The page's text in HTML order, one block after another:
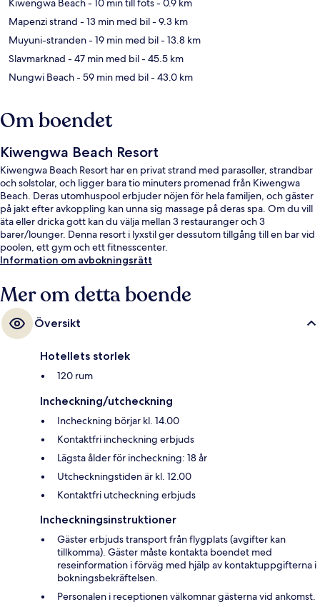
Kiwengwa Beach- 10 min till fots- 0.9 km
Mapenzi strand - 13 min med bil- 9.3 km
Muyuni-stranden- 19 min med bil- 13.8 km
Slavmarknad - 47 min med bil- 45.5 km
Nungwi Beach- 59 min med bil- 43.0 km
Om boendet
Kiwengwa Beach Resort
Kiwengwa Beach Resort har en privat strand med parasoller, strandbar
och solstolar, och ligger bara tio minuters promenad från Kiwengwa
Beach. Deras utomhuspool erbjuder nöjen för hela familjen, och gäster
på jakt efter avkoppling kan unna sig massage på deras spa. Om du vill
äta eller dricka gott kan du välja mellan 3 restauranger och 3
barer/lounger. Denna resort i lyxstil ger dessutom tillgång till en bar vid
poolen, ett gym och ett fitnesscenter.
Information om avbokningsrätt
Mer om detta boende
Översikt
Hotellets storlek
120 rum
Incheckning/utcheckning
Incheckning börjar kl. 14.00
Kontaktfri incheckning erbjuds
Lägsta ålder för incheckning: 18 år
Utcheckningstiden är kl. 12.00
Kontaktfri utcheckning erbjuds
Incheckningsinstruktioner
Gäster erbjuds transport från flygplats (avgifter kan
tillkomma). Gäster måste kontakta boendet med
reseinformation i förväg med hjälp av kontaktuppgifterna i
bokningsbekräftelsen.
Personalen i receptionen välkomnar gästerna vid ankomst.